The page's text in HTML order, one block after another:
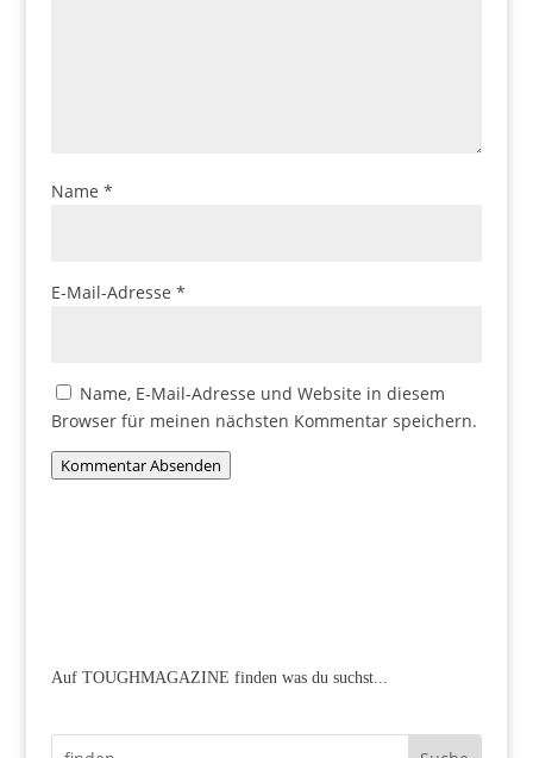
Name *
E-Mail-Adresse *
Name, E-Mail-Adresse und Website in diesem
Browser für meinen nächsten Kommentar speichern.
Kommentar Absenden
Auf TOUGHMAGAZINE finden was du suchst...